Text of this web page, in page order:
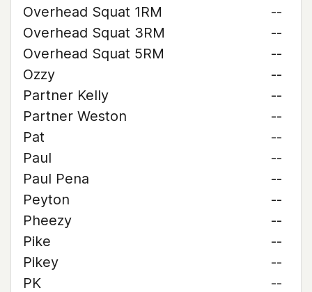
Overhead Squat 1RM
--
Overhead Squat 3RM
--
Overhead Squat 5RM
--
Ozzy
--
Partner Kelly
--
Partner Weston
--
Pat
--
Paul
--
Paul Pena
--
Peyton
--
Pheezy
--
Pike
--
Pikey
--
PK
--